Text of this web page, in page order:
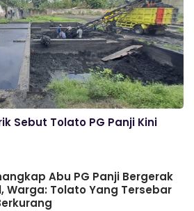
Sebut Tolato PG Panji Kini
Abu PG Panji Bergerak
Warga: Tolato Yang Tersebar